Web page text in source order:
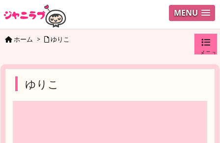
MENU
メニュ
ホーム > ゆりこ
ゆりこ